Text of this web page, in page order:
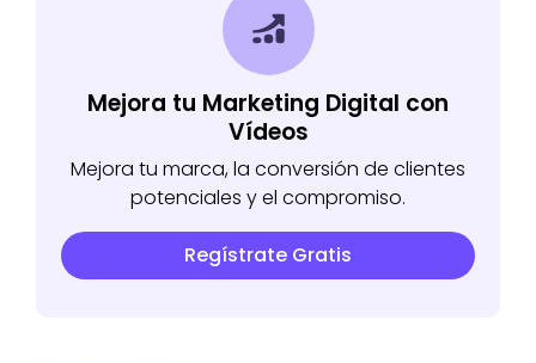
Mejora tu Marketing Digital con
Vídeos
Mejora tu marca, la conversión de clientes
potenciales y el compromiso.
Regístrate Gratis